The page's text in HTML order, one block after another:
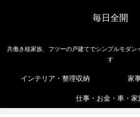
毎日全開
共働き核家族、フツーの戸建てでシンプルモダン
す
インテリア・整理収納 家
仕事・お金・車・家